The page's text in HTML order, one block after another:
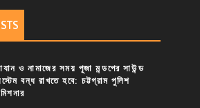
ও নামাজের সময় পূজা মন্ডপের সাউন্ড
বন্ধ রাখতে হবে: চট্টগ্রাম পুলিশ